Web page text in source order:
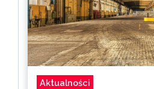
Aktualności